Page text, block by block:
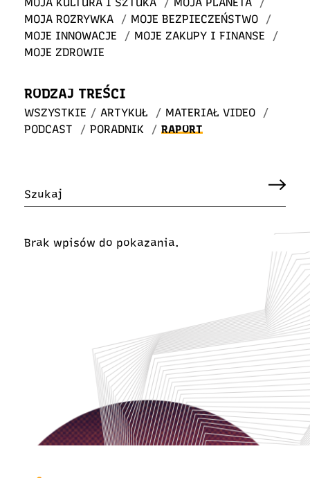
MOJA ROZRYWKA
/ MOJE BEZPIECZEŃSTWO
/
MOJE INNOWACJE
/ MOJE ZAKUPY I FINANSE
/
MOJE ZDROWIE
RODZAJ TREŚCI
WSZYSTKIE / ARTYKUŁ / MATERIAŁ VIDEO
/
PODCAST
/ PORADNIK / RAPORT
Brak wpisów do pokazania.